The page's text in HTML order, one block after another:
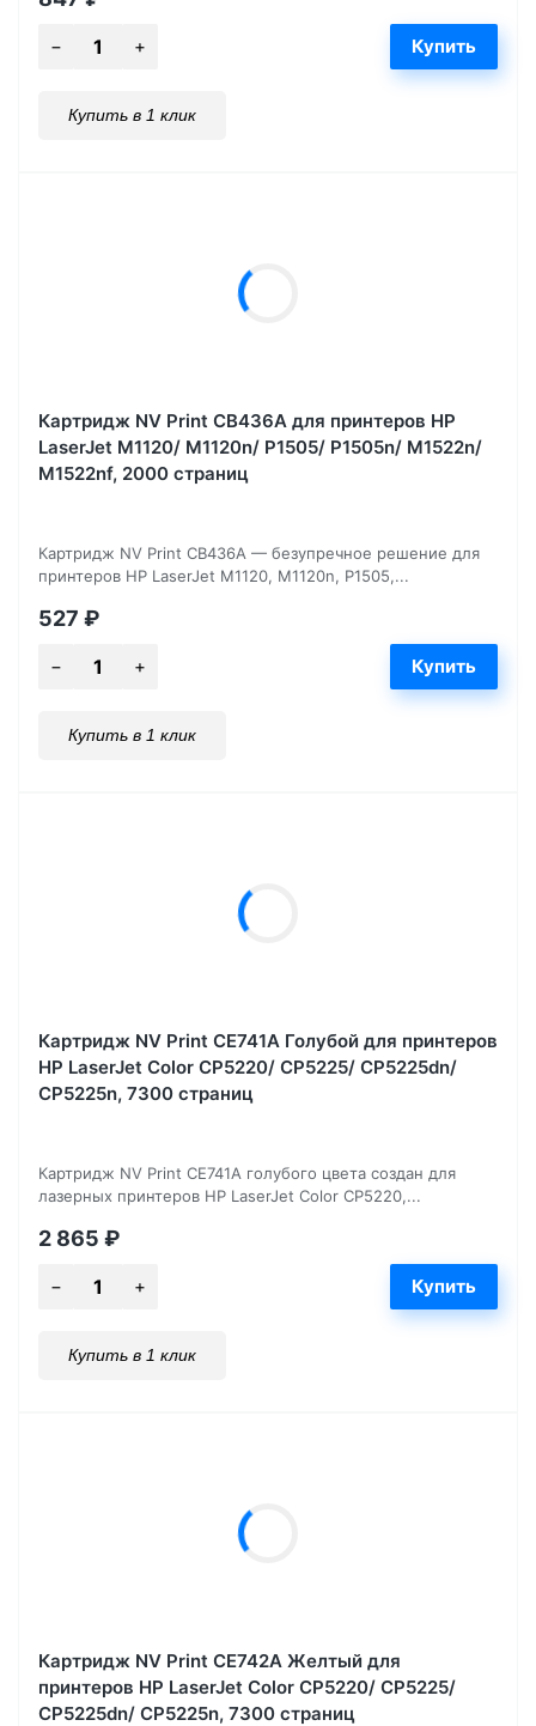
Купить в 1 клик
Картридж NV Print CB436A для принтеров HP
LaserJet M1120/ M1120n/ P1505/ P1505n/ M1522n/
M1522nf, 2000 страниц
Картридж NV Print CB436A — безупречное решение для
принтеров HP LaserJet M1120, M1120n, P1505,...
527 ₽
Купить в 1 клик
Картридж NV Print CE741A Голубой для принтеров
HP LaserJet Color CP5220/ CP5225/ CP5225dn/
CP5225n, 7300 страниц
Картридж NV Print CE741A голубого цвета создан для
лазерных принтеров HP LaserJet Color CP5220,...
2 865 ₽
Купить в 1 клик
Картридж NV Print CE742A Желтый для
принтеров HP LaserJet Color CP5220/ CP5225/
CP5225dn/ CP5225n, 7300 страниц